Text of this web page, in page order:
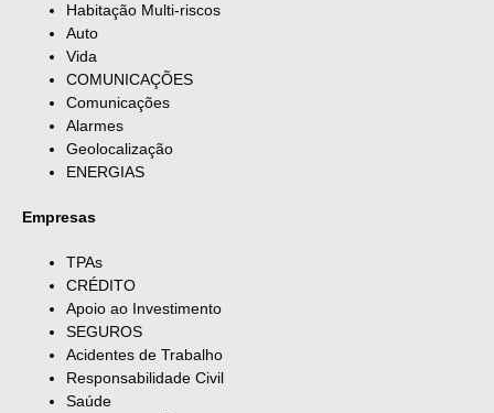
Habitação Multi-riscos
Auto
Vida
COMUNICAÇÕES
Comunicações
Alarmes
Geolocalização
ENERGIAS
Empresas
TPAs
CRÉDITO
Apoio ao Investimento
SEGUROS
Acidentes de Trabalho
Responsabilidade Civil
Saúde